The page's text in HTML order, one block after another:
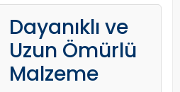
Dayanıklı ve
Uzun Ömürlü
Malzeme